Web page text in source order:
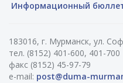
Информационный
183016, г. Мурманск, ул.
тел. (8152) 401-600, 401-700
факс (8152) 45-97-79
e-mail: post@duma-